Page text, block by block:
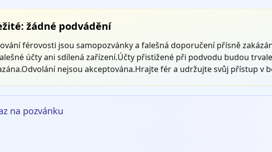
žádné podvádění
férovosti jsou samopozvánky a falešná doporučení přísně
účty ani sdílená zařízení.Účty přistižené při podvodu budou
nejsou akceptována.Hrajte fér a udržujte svůj přístup v
na pozvánku